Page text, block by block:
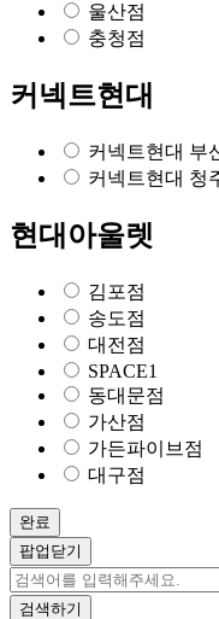
울산점
충청점
커넥트현대
커넥트현대 부
커넥트현대 청
현대아울렛
김포점
송도점
대전점
SPACE1
동대문점
가산점
가든파이브점
대구점
완료
팝업닫기
검색하기